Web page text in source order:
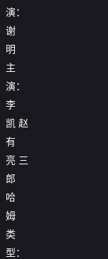
演：
谢
明
主
演：
李
凯 赵
有
亮 三
郎
哈
姆
类
型：